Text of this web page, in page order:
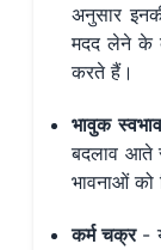
अनुसार
मदद लेने के
करते हैं।
भावुक
बदलाव आते
भावनाओं को
कर्म चक्र -